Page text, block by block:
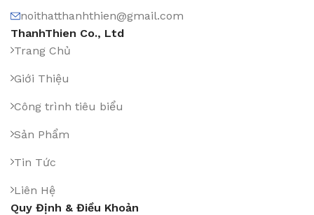
noithatthanhthien@gmail.com
ThanhThien Co., Ltd
Trang Chủ
Giới Thiệu
Công trình tiêu biểu
Sản Phẩm
Tin Tức
Liên Hệ
Quy Định & Điều Khoản